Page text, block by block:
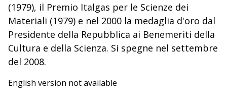
(1979), il Premio Italgas per le Scienze dei
Materiali (1979) e nel 2000 la medaglia d'oro dal
Presidente della Repubblica ai Benemeriti della
Cultura e della Scienza. Si spegne nel settembre
del 2008.
English version not available